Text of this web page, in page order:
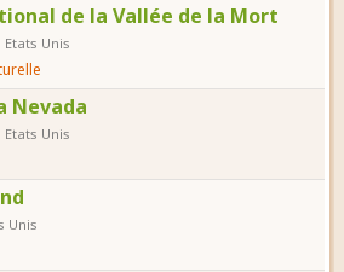
de la Vallée de la Mort
Etats Unis
Nevada
Etats Unis
Unis